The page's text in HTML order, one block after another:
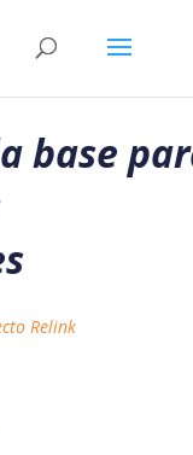
base
Relink